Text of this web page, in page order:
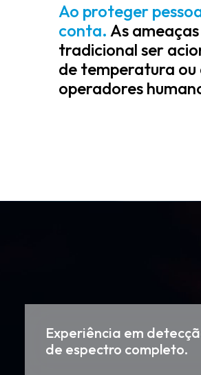
Ao proteger
conta. As
tradicional ser
de temperatura
operadores
Experiência em
de espectro completo.